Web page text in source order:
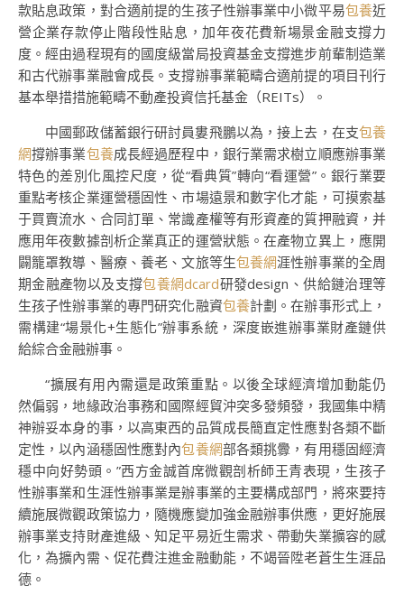
款貼息政策，對合適前提的生孩子性辦事業中小微平易包養近
營企業存款停止階段性貼息，加年夜花費新場景金融支撐力
度。經由過程現有的國度級當局投資基金支撐進步前輩制造業
和古代辦事業融會成長。支撐辦事業範疇合適前提的項目刊行
基本舉措措施範疇不動產投資信托基金（REITs）。
中國郵政儲蓄銀行研討員婁飛鵬以為，接上去，在支包養
網撐辦事業包養成長經過歷程中，銀行業需求樹立順應辦事業
特色的差別化風控尺度，從“看典質”轉向“看運營”。銀行業要
重點考核企業運營穩固性、市場遠景和數字化才能，可摸索基
于買賣流水、合同訂單、常識產權等有形資產的質押融資，并
應用年夜數據剖析企業真正的運營狀態。在產物立異上，應開
闢籠罩教導、醫療、養老、文旅等生包養網涯性辦事業的全周
期金融產物以及支撐包養網dcard研發design、供給鏈治理等
生孩子性辦事業的專門研究化融資包養計劃。在辦事形式上，
需構建“場景化+生態化”辦事系統，深度嵌進辦事業財產鏈供
給綜合金融辦事。
“擴展有用內需還是政策重點。以後全球經濟增加動能仍
然偏弱，地緣政治事務和國際經貿沖突多發頻發，我國集中精
神辦妥本身的事，以高東西的品質成長簡直定性應對各類不斷
定性，以內涵穩固性應對內包養網部各類挑釁，有用穩固經濟
穩中向好勢頭。”西方金誠首席微觀剖析師王青表現，生孩子
性辦事業和生涯性辦事業是辦事業的主要構成部門，將來要持
續施展微觀政策協力，隨機應變加強金融辦事供應，更好施展
辦事業支持財產進級、知足平易近生需求、帶動失業擴容的感
化，為擴內需、促花費注進金融動能，不竭晉陞老蒼生生涯品
德。